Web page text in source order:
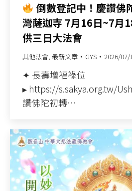
倒數登記中！慶讚佛
灣薩迦寺 7月16日~7月
供三日大法會
其他法會, 最新文章 GYS 2026/07/
✦ 長壽增福祿位
▸ https://s.sakya.org.tw/
讚佛陀初轉…